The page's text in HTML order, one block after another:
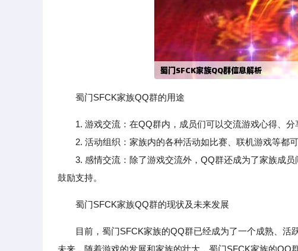
蜀门SFCK家族QQ群的用途
1. 游戏交流：在QQ群内，成员们可以交流游戏心得、分
2. 活动组织：家族内的各种活动如比赛、联机游戏等都可
3. 感情交流：除了游戏交流外，QQ群还成为了家族成员
鼓励支持。
蜀门SFCK家族QQ群的现状及未来发展
目前，蜀门SFCK家族的QQ群已经成为了一个成熟、活
未来，随着游戏的发展和家族的壮大，蜀门SFCK家族的QQ